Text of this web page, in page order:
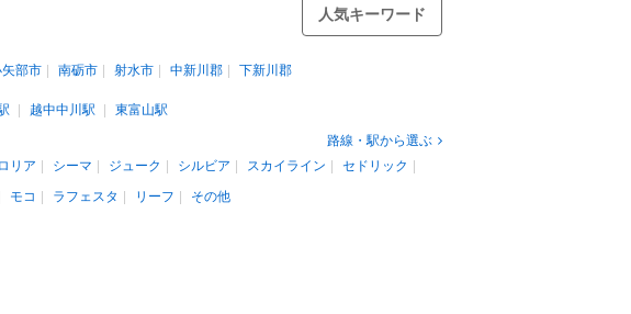
人気キーワード
部市 南砺市 射水市 中新川郡 下新川郡
越中中川駅
東富山駅
路線・駅から選ぶ
リア シーマ ジューク シルビア スカイライン
セドリック
モコ ラフェスタ リーフ その他